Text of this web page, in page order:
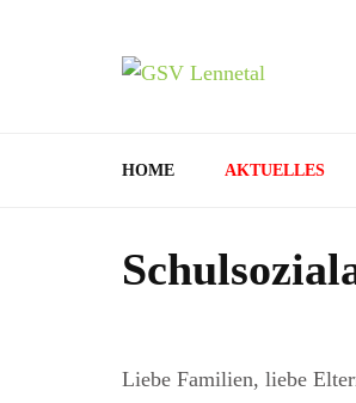
HOME AKTUELLES
Liebe Familien, liebe